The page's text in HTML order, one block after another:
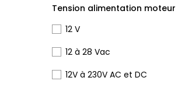
Tension alimentation moteur
12 V
12 à 28 Vac
12V à 230V AC et DC